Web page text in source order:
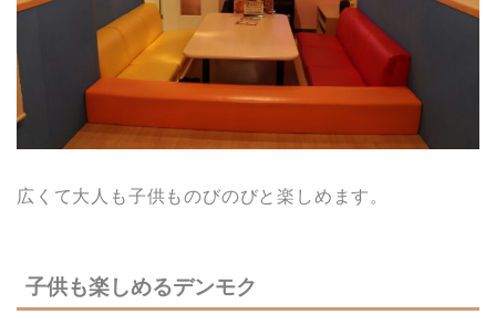
広くて大人も子供ものびのびと楽しめます。
子供も楽しめるデンモク